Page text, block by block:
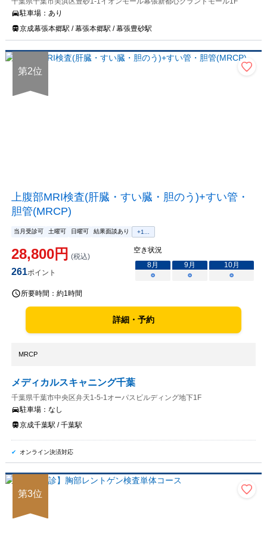
駐車場： あり
京成幕張本郷駅 / 幕張本郷駅 / 幕張豊砂駅
第2位
上腹部MRI検査(肝臓・すい臓・胆のう)+すい管・
胆管(MRCP)
当月受診可 土曜可 日曜可 結果面談あり +1...
28,800円 (税込)
261ポイント
空き状況
8月 9月 10月
○
○ ○
所要時間： 約1時間
詳細・予約
MRCP
メディカルスキャニング千葉
千葉県千葉市中央区弁天1-5-1オーパスビルディング地下1F
駐車場： なし
京成千葉駅 / 千葉駅
オンライン決済対応
第3位